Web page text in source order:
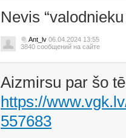
Nevis
Ant_lv 06.04.2024 13:55
3840 сообщений на сайте
Aizmirsu par šo
https://
557683